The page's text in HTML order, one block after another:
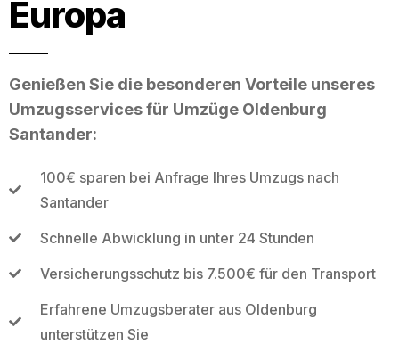
Europa
Genießen Sie die besonderen Vorteile unseres
Umzugsservices für Umzüge Oldenburg
Santander:
100€ sparen bei Anfrage Ihres Umzugs nach
Santander
Schnelle Abwicklung in unter 24 Stunden
Versicherungsschutz bis 7.500€ für den Transport
Erfahrene Umzugsberater aus Oldenburg
unterstützen Sie